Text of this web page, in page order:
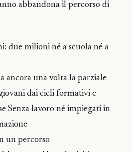
abbandona il percorso di
due milioni né a scuola né a
ancora una volta la parziale
dai cicli formativi e
Senza lavoro né impiegati in
un percorso